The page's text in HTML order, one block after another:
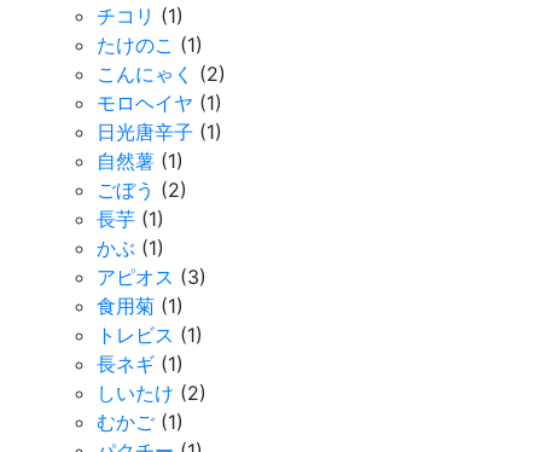
チコリ (1)
たけのこ (1)
こんにゃく (2)
モロヘイヤ (1)
日光唐辛子 (1)
自然薯 (1)
ごぼう (2)
長芋 (1)
かぶ (1)
アピオス (3)
食用菊 (1)
トレビス (1)
長ネギ (1)
しいたけ (2)
むかご (1)